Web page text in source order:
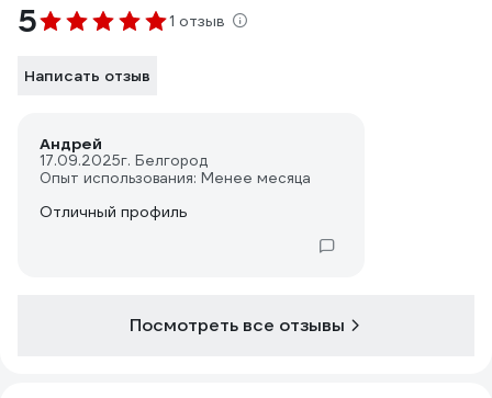
5 1 отзыв
Написать отзыв
Андрей
17.09.2025г. Белгород
Опыт использования: Менее месяца
Отличный профиль
Посмотреть все отзывы